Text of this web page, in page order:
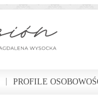
PROFILE